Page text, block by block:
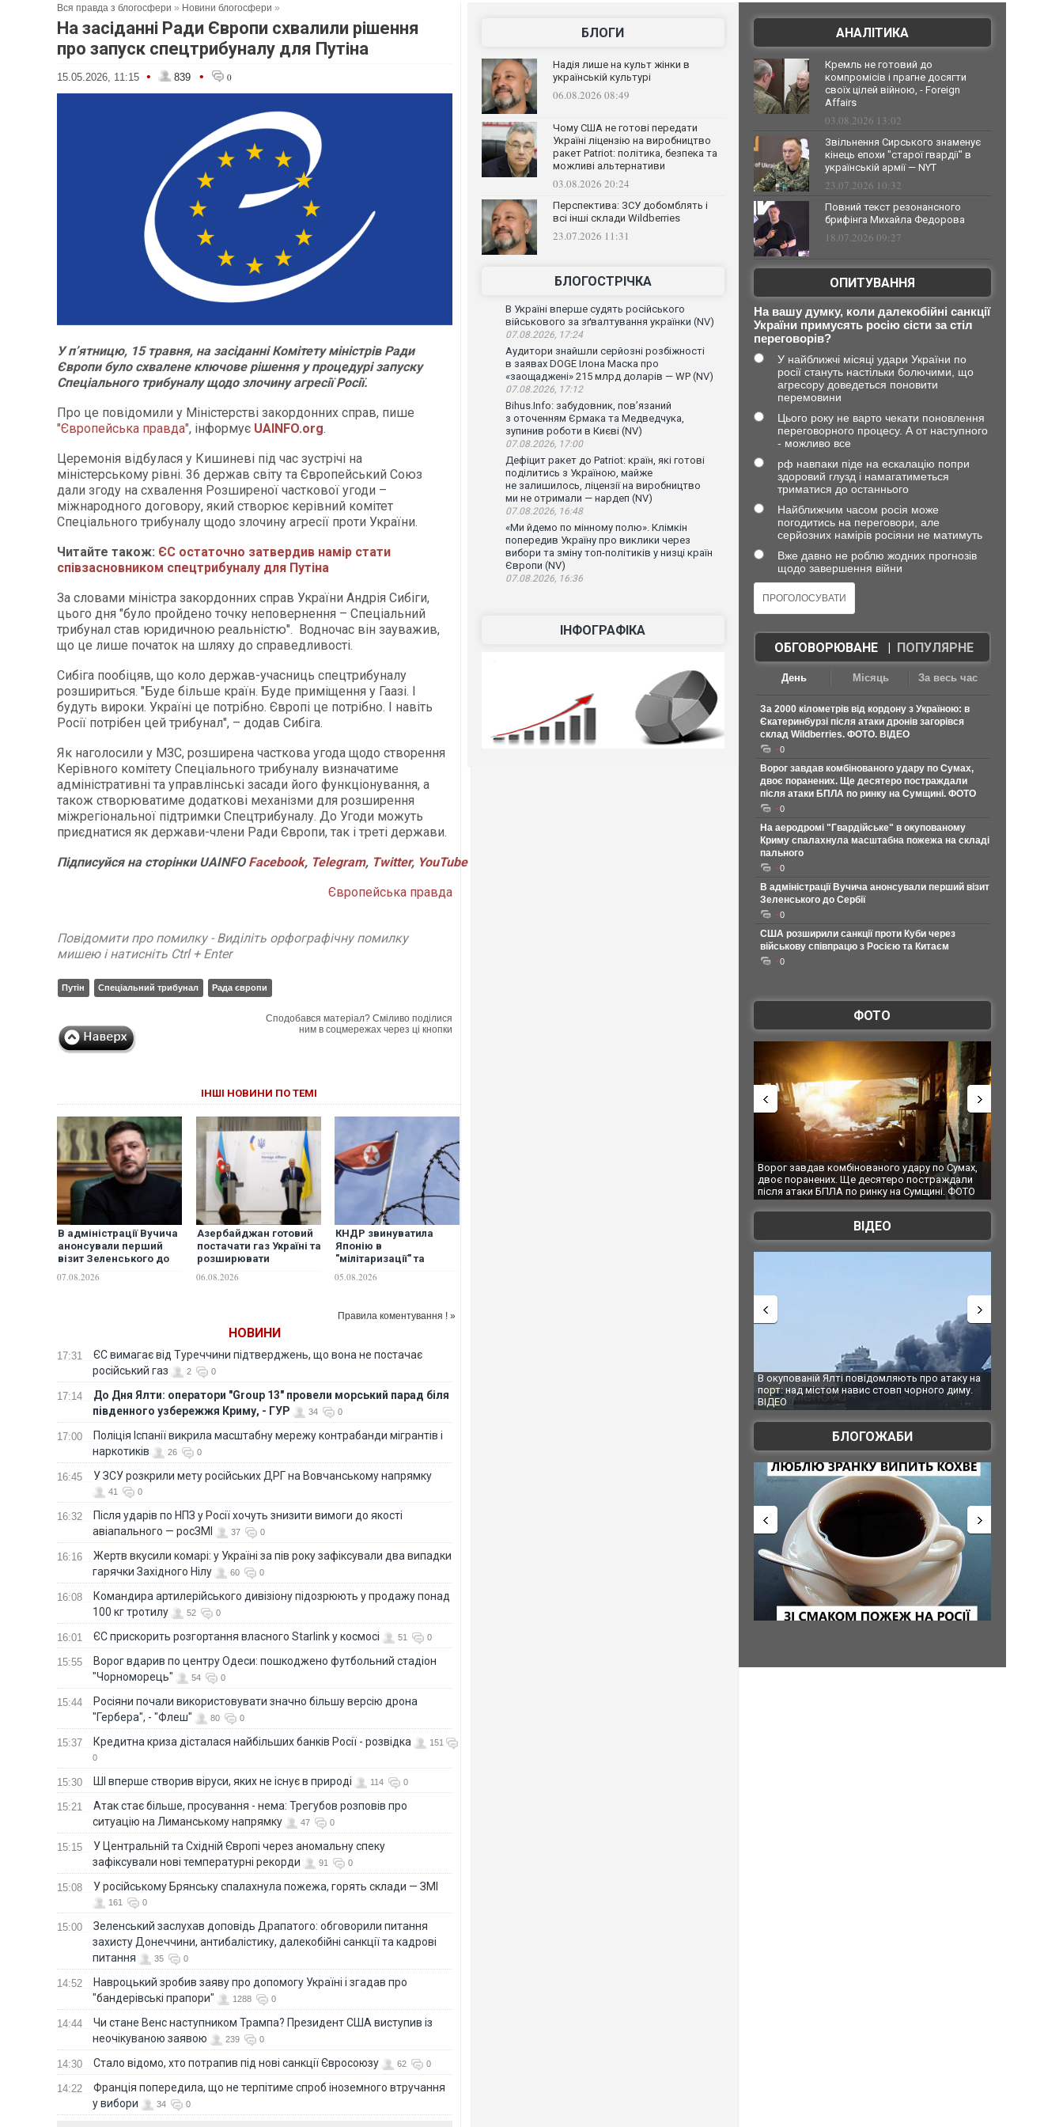
Вся правда з блогосфери » Новини блогосфери »
На засіданні Ради Європи схвалили рішення
про запуск спецтрибуналу для Путіна
15.05.2026, 11:15 • 839 • 0
У п’ятницю, 15 травня, на засіданні Комітету міністрів Ради
Європи було схвалене ключове рішення у процедурі запуску
Спеціального трибуналу щодо злочину агресії Росії.
Про це повідомили у Міністерстві закордонних справ, пише
"Європейська правда", інформує UAINFO.org.
Церемонія відбулася у Кишиневі під час зустрічі на
міністерському рівні. 36 держав світу та Європейський Союз
дали згоду на схвалення Розширеної часткової угоди –
міжнародного договору, який створює керівний комітет
Спеціального трибуналу щодо злочину агресії проти України.
Читайте також: ЄС остаточно затвердив намір стати
співзасновником спецтрибуналу для Путіна
За словами міністра закордонних справ України Андрія Сибіги,
цього дня "було пройдено точку неповернення – Спеціальний
трибунал став юридичною реальністю". Водночас він зауважив,
що це лише початок на шляху до справедливості.
Сибіга пообіцяв, що коло держав-учасниць спецтрибуналу
розшириться. "Буде більше країн. Буде приміщення у Гаазі. І
будуть вироки. Україні це потрібно. Європі це потрібно. І навіть
Росії потрібен цей трибунал", – додав Сибіга.
Як наголосили у МЗС, розширена часткова угода щодо створення
Керівного комітету Спеціального трибуналу визначатиме
адміністративні та управлінські засади його функціонування, а
також створюватиме додаткові механізми для розширення
міжрегіональної підтримки Спецтрибуналу. До Угоди можуть
приєднатися як держави-члени Ради Європи, так і треті держави.
ПідписуйсянасторінкиUAINFO Facebook, Telegram, Twitter, YouTube
Європейська правда
Повідомити про помилку - Виділіть орфографічну помилку
мишею і натисніть Ctrl + Enter
Путін Спеціальний трибунал Рада європи
Сподобався матеріал? Сміливо поділися
ним в соцмережах через ці кнопки
ІНШІ НОВИНИ ПО ТЕМІ
В адміністрації Вучича
анонсували перший
візит Зеленського до
07.08.2026
Азербайджан готовий
постачати газ Україні та
розширювати
енергетиці, - глава
06.08.2026
КНДР звинуватила
Японію в
"мілітаризації" та
чисельність своєї армії
05.08.2026
Правила коментування ! »
НОВИНИ
17:31
ЄС вимагає від Туреччини підтверджень, що вона не постачає
російський газ
2 0
17:14
До Дня Ялти: оператори "Group 13" провели морський парад біля
південного узбережжя Криму, - ГУР
34 0
17:00
Поліція Іспанії викрила масштабну мережу контрабанди мігрантів і
наркотиків
26 0
16:45 У ЗСУ розкрили мету російських ДРГ на Вовчанському напрямку
41 0
16:32
Після ударів по НПЗ у Росії хочуть знизити вимоги до якості
авіапального — росЗМІ
37 0
16:16
Жертв вкусили комарі: у Україні за пів року зафіксували два випадки
гарячки Західного Нілу
60 0
16:08
Командира артилерійського дивізіону підозрюють у продажу понад
100 кг тротилу
52 0
16:01 ЄС прискорить розгортання власного Starlink у космосі 51 0
15:55
Ворог вдарив по центру Одеси: пошкоджено футбольний стадіон
"Чорноморець"
54 0
15:44
Росіяни почали використовувати значно більшу версію дрона
"Гербера", - "Флеш"
80 0
15:37 Кредитна криза дісталася найбільших банків Росії - розвідка
151
0
15:30 ШІ вперше створив віруси, яких не існує в природі 114 0
15:21
Атак стає більше, просування - нема: Трегубов розповів про
ситуацію на Лиманському напрямку
47 0
15:15
У Центральній та Східній Європі через аномальну спеку
зафіксували нові температурні рекорди
91 0
15:08 У російському Брянську спалахнула пожежа, горять склади — ЗМІ
161 0
15:00
Зеленський заслухав доповідь Драпатого: обговорили питання
захисту Донеччини, антибалістику, далекобійні санкції та кадрові
питання
35 0
14:52
Навроцький зробив заяву про допомогу Україні і згадав про
"бандерівські прапори"
1288 0
14:44
Чи стане Венс наступником Трампа? Президент США виступив із
неочікуваною заявою
239 0
14:30 Стало відомо, хто потрапив під нові санкції Євросоюзу 62 0
14:22
Франція попередила, що не терпітиме спроб іноземного втручання
у вибори
34 0
БЛОГИ
Надія лише на культ жінки в
українській культурі
06.08.2026 08:49
Чому США не готові передати
Україні ліцензію на виробництво
ракет Patriot: політика, безпека та
можливі альтернативи
03.08.2026 20:24
Перспектива: ЗСУ добомблять і
всі інші склади Wildberries
23.07.2026 11:31
БЛОГОСТРІЧКА
В Україні вперше судять російського
військового за зґвалтування українки (NV)
07.08.2026, 17:24
Аудитори знайшли серйозні розбіжності
в заявах DOGE Ілона Маска про
«заощаджені» 215 млрд доларів — WP (NV)
07.08.2026, 17:12
Bihus.Info: забудовник, пов’язаний
з оточенням Єрмака та Медведчука,
зупинив роботи в Києві (NV)
07.08.2026, 17:00
Дефіцит ракет до Patriot: країн, які готові
поділитись з Україною, майже
не залишилось, ліцензії на виробництво
ми не отримали — нардеп (NV)
07.08.2026, 16:48
«Ми йдемо по мінному полю». Клімкін
попередив Україну про виклики через
вибори та зміну топ-політиків у низці країн
Європи (NV)
07.08.2026, 16:36
ІНФОГРАФІКА
АНАЛІТИКА
Кремль не готовий до
компромісів і прагне досягти
своїх цілей війною, - Foreign
Affairs
03.08.2026 13:02
Звільнення Сирського знаменує
кінець епохи "старої гвардії" в
українській армії — NYT
23.07.2026 10:32
Повний текст резонансного
брифінга Михайла Федорова
18.07.2026 09:27
ОПИТУВАННЯ
На вашу думку, коли далекобійні санкції
України примусять росію сісти за стіл
переговорів?
У найближчі місяці удари України по
росії стануть настільки болючими, що
агресору доведеться поновити
перемовини
Цього року не варто чекати поновлення
переговорного процесу. А от наступного
- можливо все
рф навпаки піде на ескалацію попри
здоровий глузд і намагатиметься
триматися до останнього
Найближчим часом росія може
погодитись на переговори, але
серйозних намірів росіяни не матимуть
Вже давно не роблю жодних прогнозів
щодо завершення війни
ОБГОВОРЮВАНЕ| ПОПУЛЯРНЕ
День Місяць За весь час
За 2000 кілометрів від кордону з Україною: в
Єкатеринбурзі після атаки дронів загорівся
склад Wildberries. ФОТО. ВІДЕО
0
Ворог завдав комбінованого удару по Сумах,
двоє поранених. Ще десятеро постраждали
після атаки БПЛА по ринку на Сумщині. ФОТО
0
На аеродромі "Гвардійське" в окупованому
Криму спалахнула масштабна пожежа на складі
пального
0
В адміністрації Вучича анонсували перший візит
Зеленського до Сербії
0
США розширили санкції проти Куби через
військову співпрацю з Росією та Китаєм
0
ФОТО
Ворог завдав комбінованого удару по Сумах,
двоє поранених. Ще десятеро постраждали
після атаки БПЛА по ринку на Сумщині. ФОТО
За 2000 кілометрів від кордону з Україною: в
Єкатеринбурзі після атаки дронів загорівся
склад Wildberries. ФОТО. ВІДЕО
ВІДЕО
В окупованій Ялті повідомляють про атаку на
порт: над містом навис стовп чорного диму.
За 2000 кілометрів від кордону з Україною: в
Єкатеринбурзі після атаки дронів загорівся
склад Wildberries. ФОТО. ВІДЕО
БЛОГОЖАБИ